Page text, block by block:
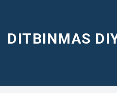
DITBINMAS